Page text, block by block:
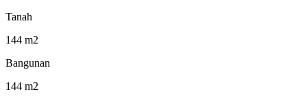
Tanah
144 m2
Bangunan
144 m2